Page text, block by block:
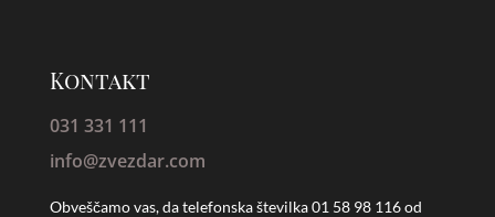
Kontakt
031 331 111
info@zvezdar.com
Obveščamo vas, da telefonska številka01 58 98 116 od